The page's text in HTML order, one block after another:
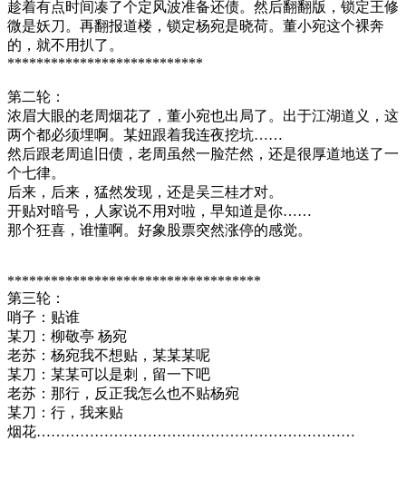
趁着有点时间凑了个定风波准备还债。然后翻翻版，锁定王修
微是妖刀。再翻报道楼，锁定杨宛是晓荷。董小宛这个裸奔
的，就不用扒了。
***************************
第二轮：
浓眉大眼的老周烟花了，董小宛也出局了。出于江湖道义，这
两个都必须埋啊。某妞跟着我连夜挖坑……
然后跟老周追旧债，老周虽然一脸茫然，还是很厚道地送了一
个七律。
后来，后来，猛然发现，还是吴三桂才对。
开贴对暗号，人家说不用对啦，早知道是你……
那个狂喜，谁懂啊。好象股票突然涨停的感觉。
***********************************
第三轮：
哨子：贴谁
某刀：柳敬亭 杨宛
老苏：杨宛我不想贴，某某某呢
某刀：某某可以是刺，留一下吧
老苏：那行，反正我怎么也不贴杨宛
某刀：行，我来贴
烟花…………………………………………………………